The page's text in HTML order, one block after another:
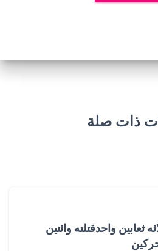
ذات صلة
واحدقتلته واثنين